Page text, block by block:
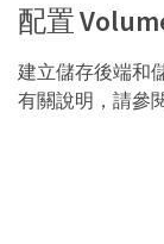
配置
建立儲存後端和
有關說明，請參